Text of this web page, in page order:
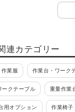
連カテゴリー
作業服 作業台・ワーク
ークテーブル 重量作業
用オプション 作業椅子